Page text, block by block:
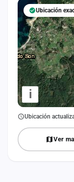
i
Ubicación
Ubicación
Ver